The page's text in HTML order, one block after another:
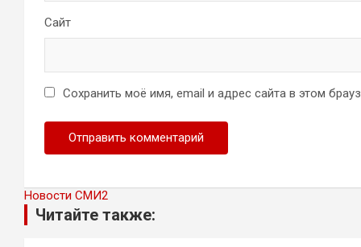
Сайт
Сохранить моё имя, email и адрес сайта в этом
Новости СМИ2
Читайте также: